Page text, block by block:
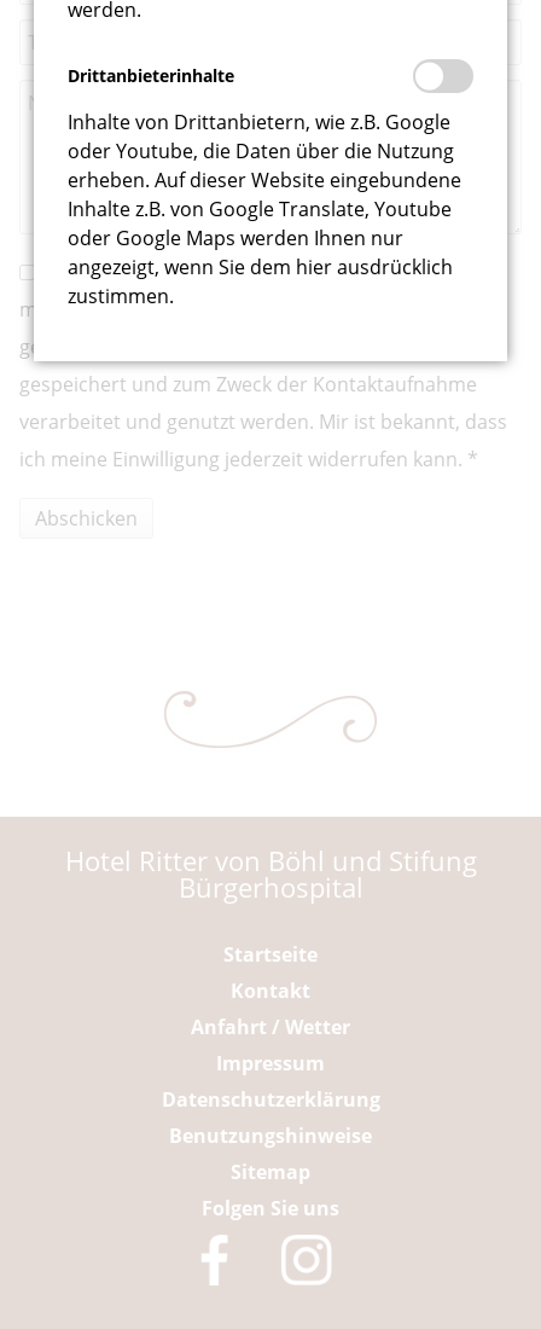
Hiermit erkläre ich mich damit einverstanden, dass
meine in das Kontaktformular eingegebenen Daten
gemäß der
gespeichert und zum Zweck der Kontaktaufnahme
verarbeitet und genutzt werden. Mir ist bekannt, dass
ich meine Einwilligung jederzeit widerrufen kann. *
Abschicken
Hotel Ritter von Böhl und Stifung
Bürgerhospital
Navigation
überspringen
Startseite
Kontakt
Anfahrt / Wetter
Impressum
Datenschutzerklärung
Benutzungshinweise
Sitemap
Folgen Sie uns
werden.
Drittanbieterinhalte
Inhalte von Drittanbietern, wie z.B. Google
oder Youtube, die Daten über die Nutzung
erheben. Auf dieser Website eingebundene
Inhalte z.B. von Google Translate, Youtube
oder Google Maps werden Ihnen nur
angezeigt, wenn Sie dem hier ausdrücklich
zustimmen.